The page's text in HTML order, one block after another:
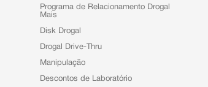
Programa de Relacionamento Drogal
Mais
Disk Drogal
Drogal Drive-Thru
Manipulação
Descontos de Laboratório